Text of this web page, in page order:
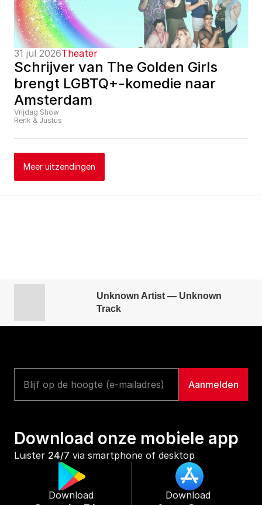
31 jul 2026Theater
Schrijver van The Golden Girls
brengt LGBTQ+-komedie naar
Amsterdam
Vrijdag Show
Renk & Justus
Meer uitzendingen
Unknown Artist — Unknown
Track
Download onze mobiele app
Luister 24/7 via smartphone of desktop
Download Download